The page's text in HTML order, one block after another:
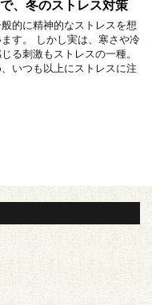
、冬のストレス対策
的に精神的なストレスを想
す。 しかし実は、寒さや冷
る刺激もストレスの一種。
いつも以上にストレスに注